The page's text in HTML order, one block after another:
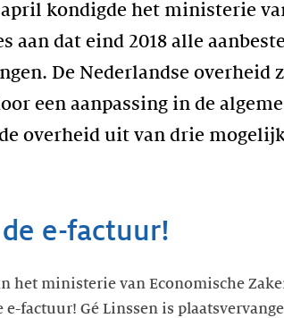
april kondigde het ministerie
aan dat eind 2018 alle
De Nederlandse overheid
een aanpassing in de
overheid uit van drie
e-factuur!
het ministerie van Economische
e-factuur! Gé Linssen is